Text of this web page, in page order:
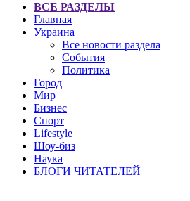
ВСЕ РАЗДЕЛЫ
Главная
Украина
Все новости раздела
События
Политика
Город
Мир
Бизнес
Спорт
Lifestyle
Шоу-биз
Наука
БЛОГИ ЧИТАТЕЛЕЙ